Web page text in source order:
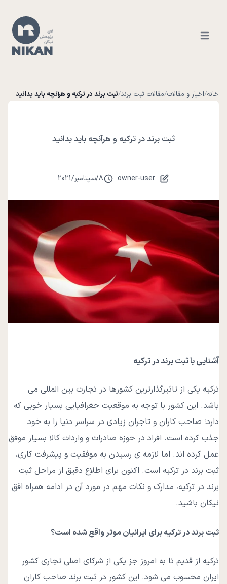
Open
خانه/اخبار و مقالات/مقالات ثبت برند/ثبت برند در ترکیه و هرآنچه باید بدانید
ثبت برند در ترکیه و هرآنچه باید بدانید
owner-user
8
/سپتامبر/
2021
آشنایی با ثبت برند در ترکیه
ترکیه یکی از تاثیرگذارترین کشورها در تجارت بین المللی می
باشد. این کشور با توجه به موقعیت جغرافیایی بسیار خوبی که
دارد؛ صاحب کاران و تاجران زیادی در سراسر دنیا را به خود
جذب کرده است. افراد در حوزه صادرات و واردات کالا بسیار موفق
عمل کرده اند. اما لازمه ‌ی رسیدن به موفقیت و پیشرفت کاری،
ثبت برند در ترکیه است. اکنون برای اطلاع دقیق از مراحل ثبت
برند در ترکیه، مدارک و نکات مهم در مورد آن در ادامه همراه افق
نیکان باشید.
ثبت برند در ترکیه برای ایرانیان موثر واقع شده است؟
ترکیه از قدیم تا به امروز جز یکی از شرکای اصلی تجاری کشور
ایران محسوب می‌ شود. این کشور در ثبت برند صاحب کاران